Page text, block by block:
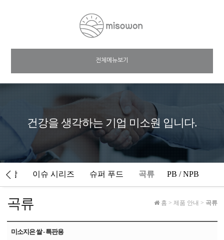
전체메뉴보기
건강을 생각하는 기업 미소원 입니다.
감 이슈 시리즈 슈퍼 푸드 곡류 PB / NPB
곡류 홈 > 제품 안내 > 곡류
미소지은 쌀 - 특판용